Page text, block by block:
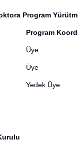
Program
Program
Üye
Üye
Yedek Üye